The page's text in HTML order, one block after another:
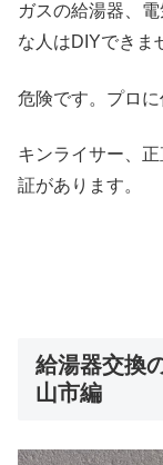
ガスの給湯器、
な人はDIYできま
危険です。プロに
キンライサー、
証があります。
給湯器交換
山市編